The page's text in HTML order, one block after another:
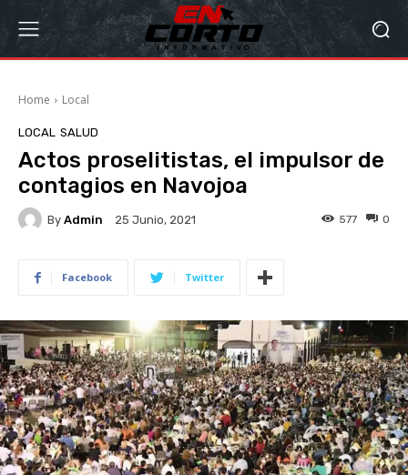
Home Local
LOCAL SALUD
Actos proselitistas, el impulsor de
contagios en Navojoa
By Admin 25 Junio, 2021 0
577
Facebook Twitter